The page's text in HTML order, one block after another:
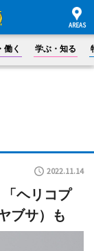
働く 学ぶ・知る
2022.11.14
ヘリコプ
ブサ）も